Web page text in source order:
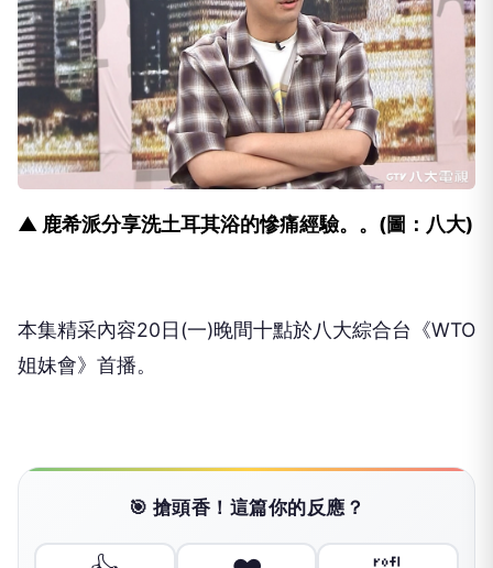
▲ 鹿希派分享洗土耳其浴的慘痛經驗。。(圖：八大)
本集精采內容20日(一)晚間十點於八大綜合台《WTO
姐妹會》首播。
🎯 搶頭香！這篇你的反應？